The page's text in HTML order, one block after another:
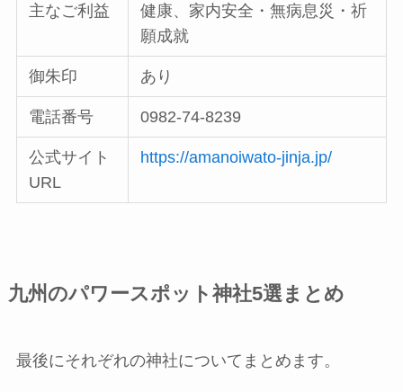
主なご利益
健康、家内安全・無病息災・祈
願成就
御朱印 あり
電話番号 0982-74-8239
公式サイト
URL
https://amanoiwato-jinja.jp/
九州のパワースポット神社5選まとめ
最後にそれぞれの神社についてまとめます。